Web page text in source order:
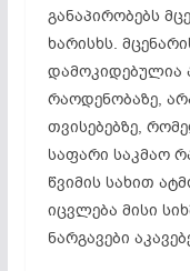
განაპირობებს
ხარისხს.
დამოკიდებულია
რაოდენობაზე,
თვისებებზე,
საფარი საკმაო
წვიმის სახით
იცვლება მისი
ნარგავები